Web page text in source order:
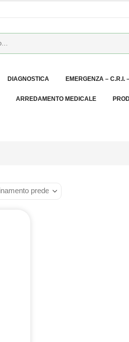
DIAGNOSTICA EMERGENZA – C.R.I.
ARREDAMENTO MEDICALE